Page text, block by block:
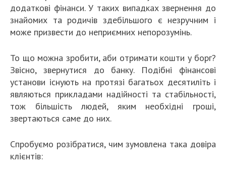
додаткові фінанси. У таких випадках звернення до
знайомих та родичів здебільшого є незручним і
може призвести до неприємних непорозумінь.
То що можна зробити, аби отримати кошти у борг?
Звісно, звернутися до банку. Подібні фінансові
установи існують на протязі багатьох десятиліть і
являються прикладами надійності та стабільності,
тож більшість людей, яким необхідні гроші,
звертаються саме до них.
Спробуємо розібратися, чим зумовлена така довіра
клієнтів: